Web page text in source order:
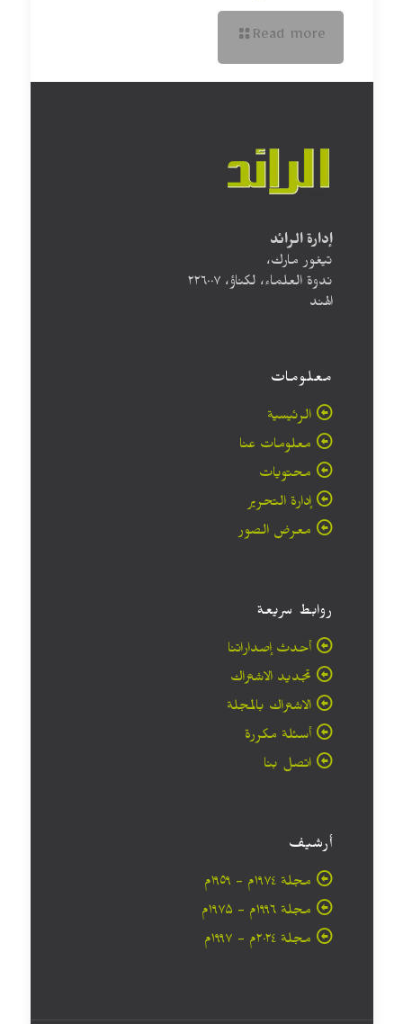
Read more
إدارة الرائد
تيغور مارك،
ندوة العلماء، لكناؤ، ۲۲٦۰۰۷
الهند
معلومات
الرئيسية
معلومات عنا
محتويات
إدارة التحرير
معرض الصور
روابط سريعة
أحدث إصداراتنا
تجديد الاشتراك
الاشتراك بالمجلة
أسئلة مكررة
اتصل بنا
أرشيف
مجلة ۱۹۷٤م - ١٩٥٩م
مجلة ۱۹۹٦م - ۱۹۷۵م
مجلة ۲۰۲٤م - ۱۹۹۷م